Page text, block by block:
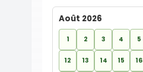
Août 2026
1 2 3 4 5
12 13 14 15 16